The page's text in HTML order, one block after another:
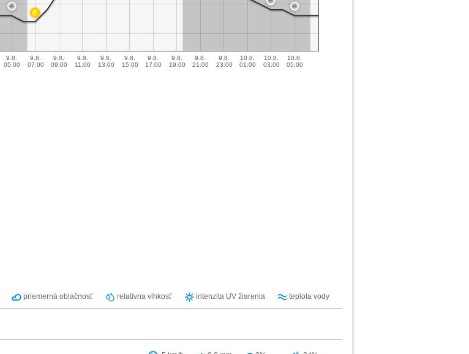
9.8.
05:00
9.8.
07:00
9.8.
09:00
9.8.
11:00
9.8.
13:00
9.8.
15:00
9.8.
17:00
9.8.
19:00
9.8.
21:00
9.8.
23:00
10.8.
01:00
10.8.
03:00
10.8.
05:00
priemerná oblačnosť relatívna vlhkosť intenzita UV žiarenia teplota vody